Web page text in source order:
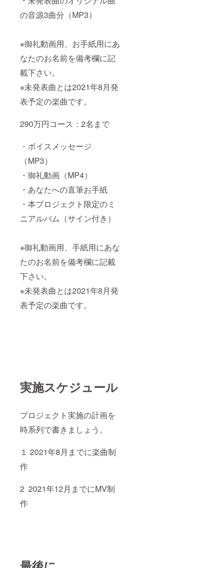
の音源3曲分（MP3）
※御礼動画用、お手紙用にあ
なたのお名前を備考欄に記
載下さい。
※未発表曲とは2021年8月発
表予定の楽曲です。
290万円コース：2名まで
・ボイスメッセージ
（MP3）
・御礼動画（MP4）
・あなたへの直筆お手紙
・本プロジェクト限定のミ
ニアルバム（サイン付き）
※御礼動画用、手紙用にあな
たのお名前を備考欄に記載
下さい。
※未発表曲とは2021年8月発
表予定の楽曲です。
実施スケジュール
プロジェクト実施の計画を
時系列で書きましょう。
１ 2021年8月までに楽曲制
作
2 2021年12月までにMV制
作